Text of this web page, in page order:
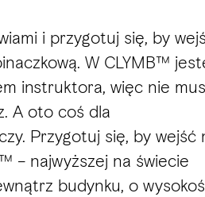
i przygotuj się, by
W CLYMB™
instruktora, więc nie
A oto coś dla
Przygotuj się, by wejść
– najwyższej na świecie
budynku, o